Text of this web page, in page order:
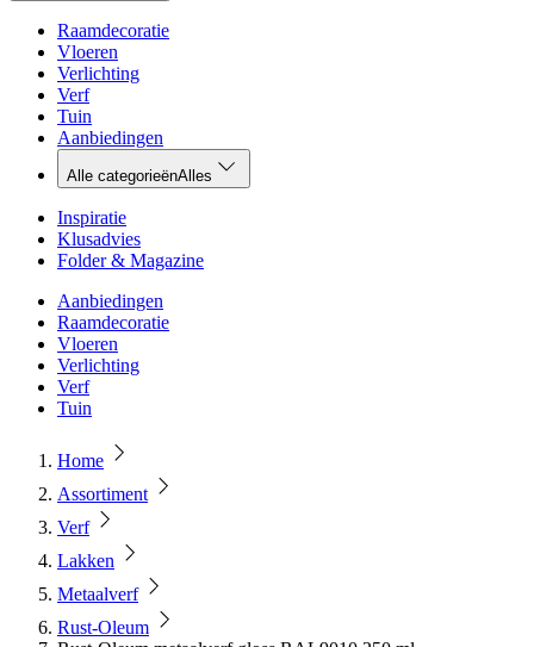
Raamdecoratie
Vloeren
Verlichting
Verf
Tuin
Aanbiedingen
Alle categorieënAlles
Inspiratie
Klusadvies
Folder & Magazine
Aanbiedingen
Raamdecoratie
Vloeren
Verlichting
Verf
Tuin
Home
Assortiment
Verf
Lakken
Metaalverf
Rust-Oleum